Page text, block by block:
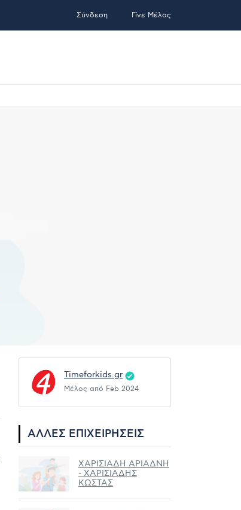
Σύνδεση Γίνε Μέλος
Timeforkids.gr
Μέλος από Feb 2024
ΆΛΛΕΣ ΕΠΙΧΕΙΡΉΣΕΙΣ
ΧΑΡΙΣΙΑΔΗ ΑΡΙΑΔΝΗ
- ΧΑΡΙΣΙΑΔΗΣ
ΚΩΣΤΑΣ